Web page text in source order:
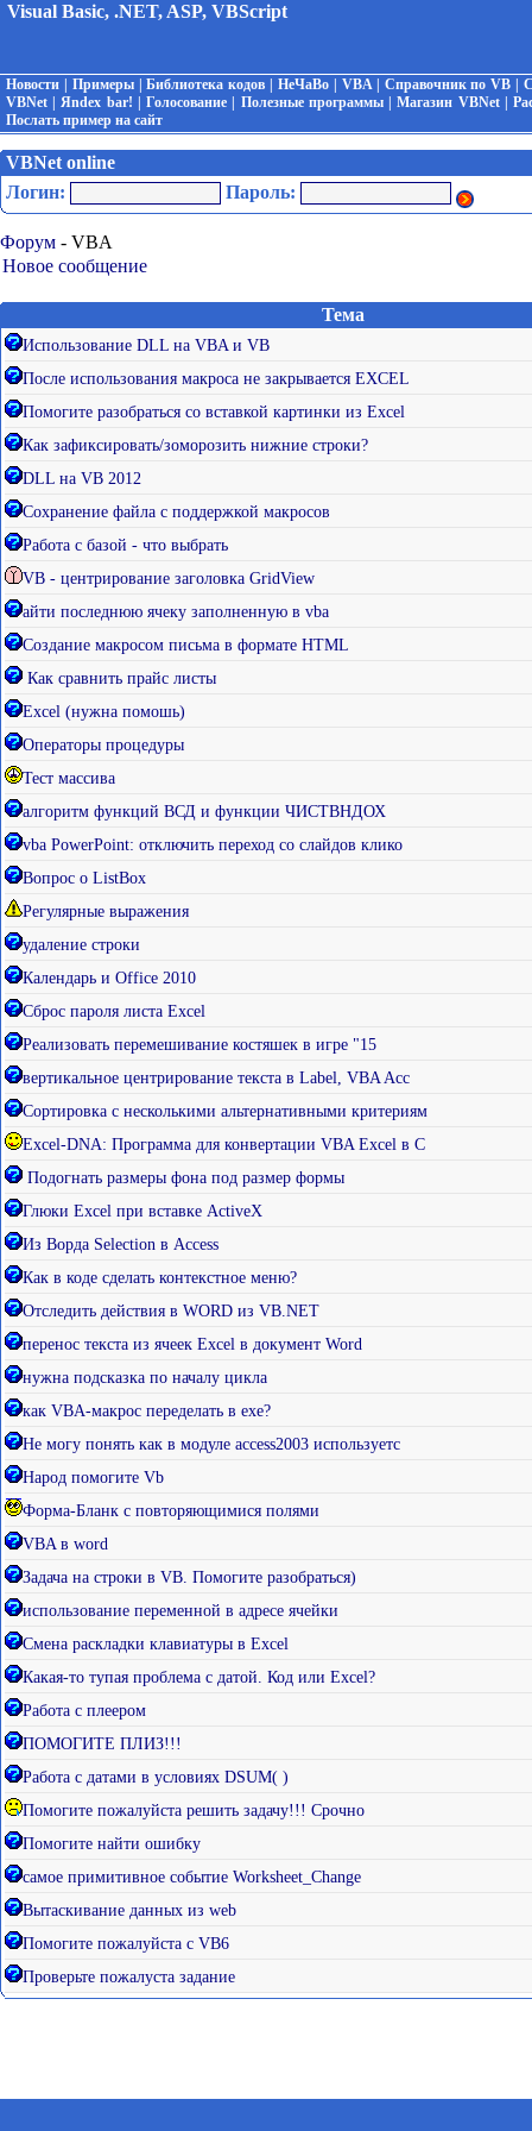
Visual Basic, .NET, ASP, VBScript
Новости Примеры|Библиотека кодов |НеЧаВо VBA| Справочник по VB |
VBNet |Яndex bar! |Голосование Полезные программы|Магазин VBNet|
Послать пример на сайт
VBNet online
Логин:
Пароль:
Форум - VBA
Новое сообщение
Тема
Использование DLL на VBA и VB
После использования макроса не закрывается EXCEL
Помогите разобраться со вставкой картинки из Excel
Как зафиксировать/зоморозить нижние строки?
DLL на VB 2012
Сохранение файла с поддержкой макросов
Работа с базой - что выбрать
VB - центрирование заголовка GridView
айти последнюю ячеку заполненную в vba
Создание макросом письма в формате HTML
Как сравнить прайс листы
Excel (нужна помошь)
Операторы процедуры
Тест массива
алгоритм функций ВСД и функции ЧИСТВНДОХ
vba PowerPoint: отключить переход со слайдов клико
Вопрос о ListBox
Регулярные выражения
удаление строки
Календарь и Office 2010
Сброс пароля листа Excel
Реализовать перемешивание костяшек в игре "15
вертикальное центрирование текста в Label, VBA Acc
Сортировка с несколькими альтернативными критериям
Excel-DNA: Программа для конвертации VBA Excel в С
Подогнать размеры фона под размер формы
Глюки Excel при вставке ActiveX
Из Ворда Selection в Access
Как в коде сделать контекстное меню?
Отследить действия в WORD из VB.NET
перенос текста из ячеек Excel в документ Word
нужна подсказка по началу цикла
как VBA-макрос переделать в exe?
Не могу понять как в модуле access2003 используетс
Народ помогите Vb
Форма-Бланк с повторяющимися полями
VBA в word
Задача на строки в VB. Помогите разобраться)
использование переменной в адресе ячейки
Смена раскладки клавиатуры в Excel
Какая-то тупая проблема с датой. Код или Excel?
Работа с плеером
ПОМОГИТЕ ПЛИЗ!!!
Работа с датами в условиях DSUM( )
Помогите пожалуйста решить задачу!!! Срочно
Помогите найти ошибку
самое примитивное событие Worksheet_Change
Вытаскивание данных из web
Помогите пожалуйста с VB6
Проверьте пожалуста задание